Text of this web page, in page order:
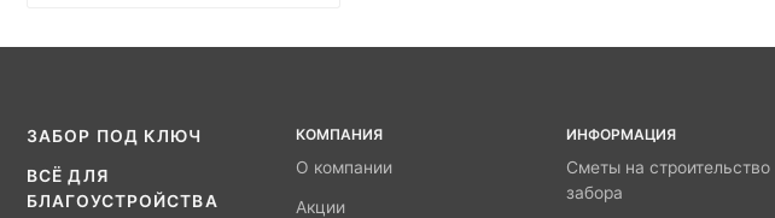
ЗАБОР ПОД КЛЮЧ
ВСЁ ДЛЯ
БЛАГОУСТРОЙСТВА
КОМПАНИЯ
О компании
Акции
ИНФОРМАЦИЯ
Сметы на строительство
забора